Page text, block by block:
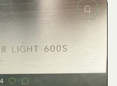
Zdjęcie